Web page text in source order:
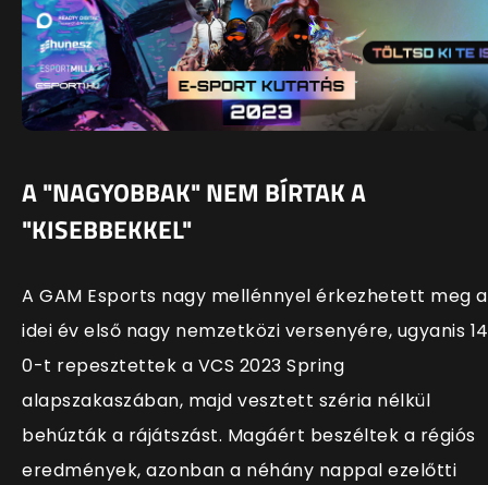
A "NAGYOBBAK" NEM BÍRTAK A
"KISEBBEKKEL"
A GAM Esports nagy mellénnyel érkezhetett meg
idei év első nagy nemzetközi versenyére, ugyanis
0-t repesztettek a VCS 2023 Spring
alapszakaszában, majd vesztett széria nélkül
behúzták a rájátszást. Magáért beszéltek a régiós
eredmények, azonban a néhány nappal ezelőtti